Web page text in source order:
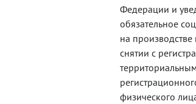
Федерации и
обязательное
на
снятии с
физического